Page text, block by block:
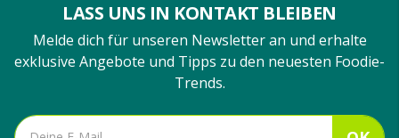
LASS UNS IN KONTAKT BLEIBEN
Melde dich für unseren Newsletter an und erhalte
exklusive Angebote und Tipps zu den neuesten Foodie-
Trends.